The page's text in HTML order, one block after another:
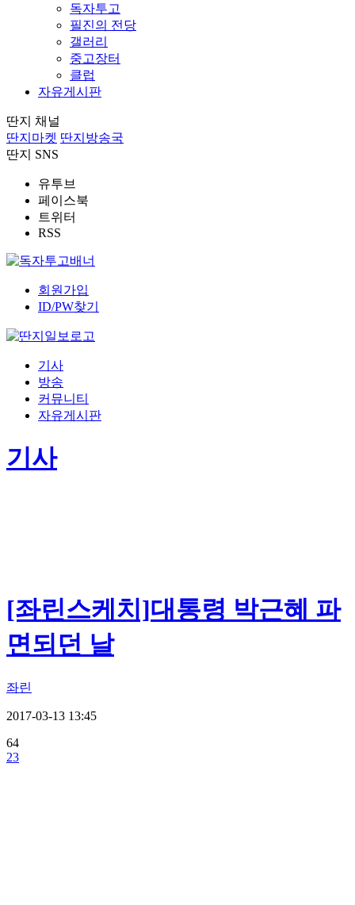
독자투고
필진의 전당
갤러리
중고장터
클럽
자유게시판
딴지 채널
딴지마켓 딴지방송국
딴지 SNS
유투브
페이스북
트위터
RSS
회원가입
ID/PW찾기
기사
방송
커뮤니티
자유게시판
기사
[좌린스케치]대통령 박근혜 파
면되던 날
좌린
2017-03-13 13:45
64
23